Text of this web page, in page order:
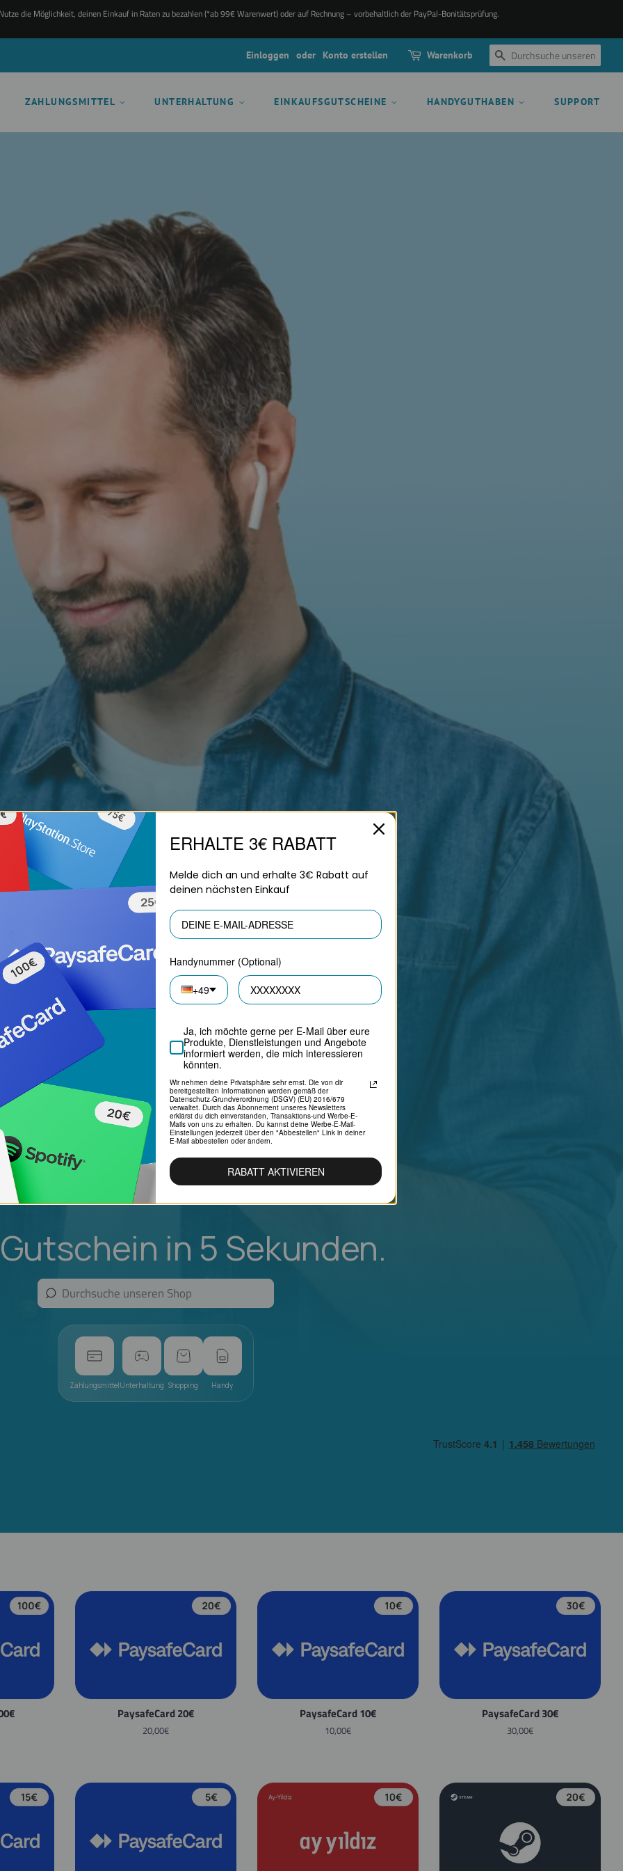
die Möglichkeit, deinen Einkauf in Raten zu bezahlen (*ab 99€ Warenwert) oder auf Rechnung – vorbehaltlich der PayPal-Bonitätsprüfung.
Einloggen oder Konto erstellen Warenkorb SUCHEN
ZAHLUNGSMITTEL UNTERHALTUNG EINKAUFSGUTSCHEINE HANDYGUTHABEN SUPPORT
in 5 Sekunden.
ZahlungsmittelUnterhaltung Shopping Handy
PaysafeCard 20€
Normaler
20,00€
PaysafeCard 10€
Normaler
10,00€
PaysafeCard 30€
Normaler
30,00€
ERHALTE 3€ RABATT
Melde dich an und erhalte 3€ Rabatt auf
deinen nächsten Einkauf
Handynummer (Optional)
+49
Ja, ich möchte gerne per E-Mail über eure
Produkte, Dienstleistungen und Angebote
informiert werden, die mich interessieren
könnten.
Wir nehmen deine Privatsphäre sehr ernst. Die von dir
bereitgestellten Informationen werden gemäß der
Datenschutz-Grundverordnung (DSGV) (EU) 2016/679
verwaltet. Durch das Abonnement unseres Newsletters
erklärst du dich einverstanden, Transaktions-und Werbe-E-
Mails von uns zu erhalten. Du kannst deine Werbe-E-Mail-
Einstellungen jederzeit über den "Abbestellen" Link in deiner
E-Mail abbestellen oder ändern.
RABATT AKTIVIEREN